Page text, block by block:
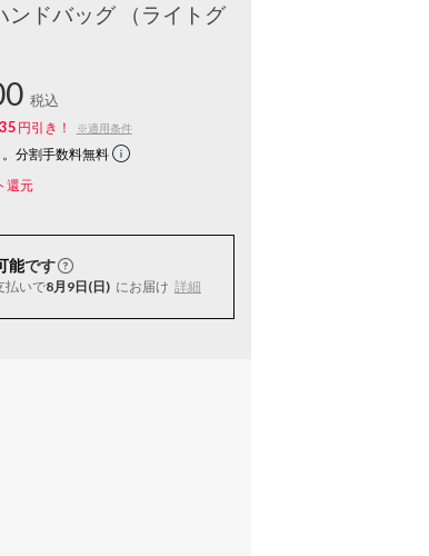
ドバッグ （ライトグ
税込
円引き！ ※適用条件
分割手数料無料
還元
能です
払いで8月9日(日) にお届け 詳細